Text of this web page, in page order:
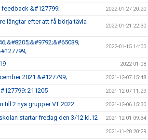
&#127799; 2022-01-27 20:20
längtar efter att få börja tävla
2022-01-21 22:30
2022-01-15 14:00
2022-01-08
2021 &#127799; 2021-12-07 15:48
211205 2021-12-07 11:29
till 2 nya grupper VT 2022 2021-12-06 15:30
startar fredag den 3/12 kl.12 2021-12-01 09:34
2021-11-28 20:29